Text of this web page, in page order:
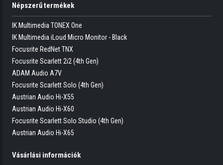
Népszerű termékek
IK Multimedia TONEX One
IK Multimedia iLoud Micro Monitor - Black
Focusrite RedNet TNX
Focusrite Scarlett 2i2 (4th Gen)
ADAM Audio A7V
Focusrite Scarlett Solo (4th Gen)
Austrian Audio Hi-X55
Austrian Audio Hi-X60
Focusrite Scarlett Solo Studio (4th Gen)
Austrian Audio Hi-X65
Vásárlási információk